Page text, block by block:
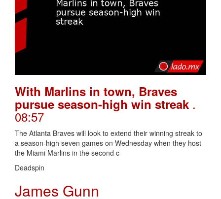
With Marlins in town, Braves
pursue season-high win streak .
08:57
The Atlanta Braves will look to extend their winning streak to
a season-high seven games on Wednesday when they host
the Miami Marlins in the second c
Deadspin
James Gunn